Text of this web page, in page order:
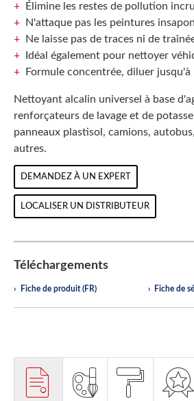
Élimine les restes de pollution incrustés, comme les
N'attaque pas les peintures
Ne laisse pas de traces ni de
Idéal également pour nettoyer
Formule concentrée, diluer jusqu'à
Nettoyant alcalin universel à base
renforçateurs de lavage et de
panneaux plastisol, camions,
autres.
DEMANDEZ À UN EXPERT
LOCALISER UN DISTRIBUTEUR
Téléchargements
Fiche de produit (FR) Fiche de